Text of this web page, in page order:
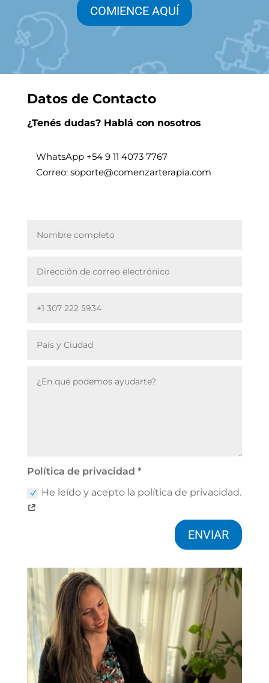
COMIENCE AQUÍ
Datos de Contacto
¿Tenés dudas? Hablá con nosotros
WhatsApp +54 9 11 4073 7767
Correo: soporte@comenzarterapia.com
Política de privacidad *
He leído y acepto la política de privacidad.
ENVIAR